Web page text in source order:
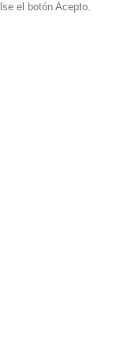
el botón Acepto.